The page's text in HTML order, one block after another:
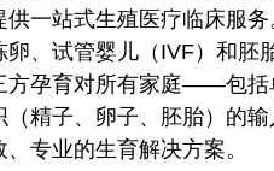
供一站式生殖医疗临床服
卵、试管婴儿（IVF）和胚
方孕育对所有家庭——包
（精子、卵子、胚胎）的
、专业的生育解决方案。